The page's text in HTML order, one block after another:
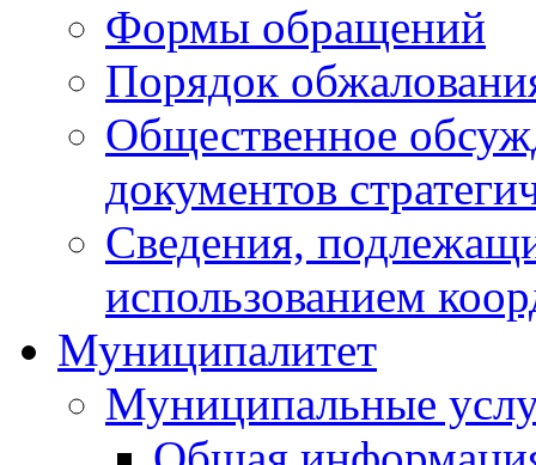
Формы обращений
Порядок
Общественное
документов
Сведения,
использованием
Муниципалитет
Муниципальные